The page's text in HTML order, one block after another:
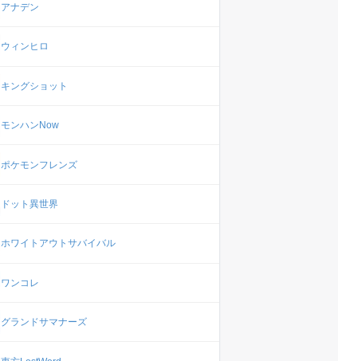
アナデン
ウィンヒロ
キングショット
モンハンNow
ポケモンフレンズ
ドット異世界
ホワイトアウトサバイバル
ワンコレ
グランドサマナーズ